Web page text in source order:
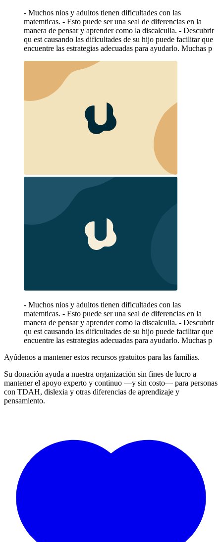
- Muchos nios y adultos tienen dificultades con las
matemticas. - Esto puede ser una seal de diferencias en la
manera de pensar y aprender como la discalculia. - Descubrir
qu est causando las dificultades de su hijo puede facilitar que
encuentre las estrategias adecuadas para ayudarlo. Muchas p
- Muchos nios y adultos tienen dificultades con las
matemticas. - Esto puede ser una seal de diferencias en la
manera de pensar y aprender como la discalculia. - Descubrir
qu est causando las dificultades de su hijo puede facilitar que
encuentre las estrategias adecuadas para ayudarlo. Muchas p
Ayúdenos a mantener estos recursos gratuitos para las familias.
Su donación ayuda a nuestra organización sin fines de lucro a
mantener el apoyo experto y continuo —y sin costo— para personas
con TDAH, dislexia y otras diferencias de aprendizaje y
pensamiento.